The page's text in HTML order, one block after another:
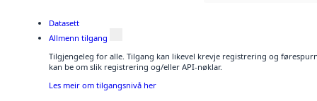
Datasett
Allmenn tilgang
Tilgjengeleg for alle. Tilgang kan likevel krevje registrering og
kan be om slik registrering og/eller API-nøklar.
Les meir om tilgangsnivå her